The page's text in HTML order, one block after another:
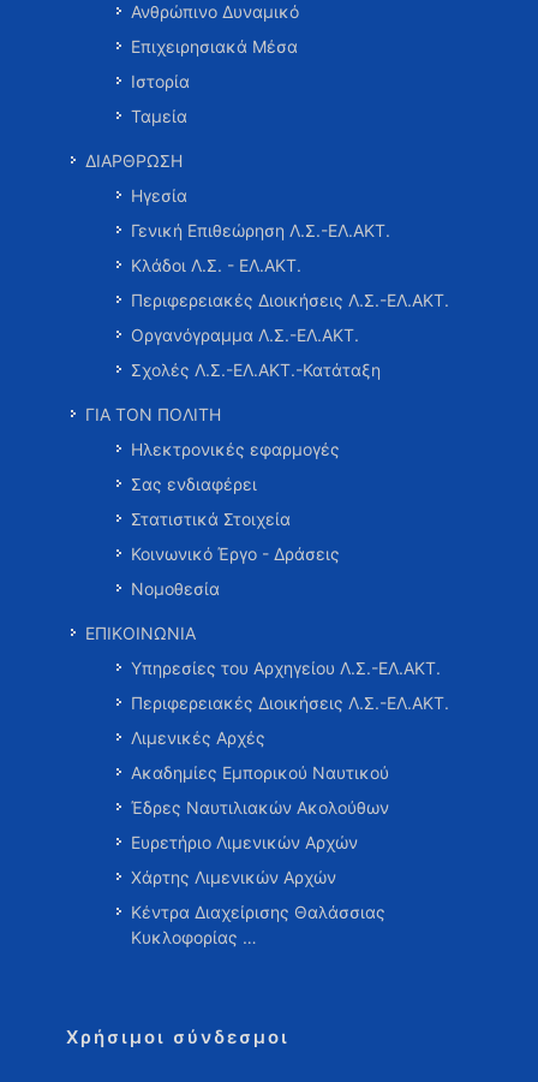
Ανθρώπινο Δυναμικό
Επιχειρησιακά Μέσα
Ιστορία
Ταμεία
ΔΙΑΡΘΡΩΣΗ
Ηγεσία
Γενική Επιθεώρηση Λ.Σ.-ΕΛ.ΑΚΤ.
Κλάδοι Λ.Σ. - ΕΛ.ΑΚΤ.
Περιφερειακές Διοικήσεις Λ.Σ.-ΕΛ.ΑΚΤ.
Οργανόγραμμα Λ.Σ.-ΕΛ.ΑΚΤ.
Σχολές Λ.Σ.-ΕΛ.ΑΚΤ.-Κατάταξη
ΓΙΑ ΤΟΝ ΠΟΛΙΤΗ
Ηλεκτρονικές εφαρμογές
Σας ενδιαφέρει
Στατιστικά Στοιχεία
Κοινωνικό Έργο - Δράσεις
Νομοθεσία
ΕΠΙΚΟΙΝΩΝΙΑ
Υπηρεσίες του Αρχηγείου Λ.Σ.-ΕΛ.ΑΚΤ.
Περιφερειακές Διοικήσεις Λ.Σ.-ΕΛ.ΑΚΤ.
Λιμενικές Αρχές
Ακαδημίες Εμπορικού Ναυτικού
Έδρες Ναυτιλιακών Ακολούθων
Ευρετήριο Λιμενικών Αρχών
Χάρτης Λιμενικών Αρχών
Κέντρα Διαχείρισης Θαλάσσιας
Κυκλοφορίας …
Χρήσιμοι σύνδεσμοι